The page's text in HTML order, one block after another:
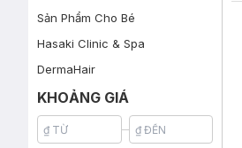
Sản Phẩm Cho Bé
Hasaki Clinic & Spa
DermaHair
KHOẢNG GIÁ